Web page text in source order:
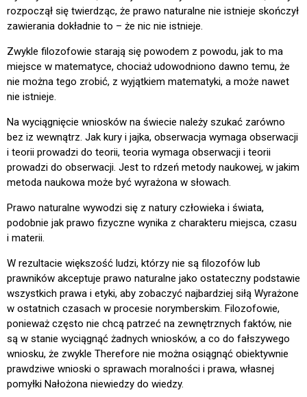
rozpoczął się twierdząc, że prawo naturalne nie istnieje skończył
zawierania dokładnie to – że nic nie istnieje.
Zwykle filozofowie starają się powodem z powodu, jak to ma
miejsce w matematyce, chociaż udowodniono dawno temu, że
nie można tego zrobić, z wyjątkiem matematyki, a może nawet
nie istnieje.
Na wyciągnięcie wniosków na świecie należy szukać zarówno
bez iz wewnątrz. Jak kury i jajka, obserwacja wymaga obserwacji
i teorii prowadzi do teorii, teoria wymaga obserwacji i teorii
prowadzi do obserwacji. Jest to rdzeń metody naukowej, w jakim
metoda naukowa może być wyrażona w słowach.
Prawo naturalne wywodzi się z natury człowieka i świata,
podobnie jak prawo fizyczne wynika z charakteru miejsca, czasu
i materii.
W rezultacie większość ludzi, którzy nie są filozofów lub
prawników akceptuje prawo naturalne jako ostateczny podstawie
wszystkich prawa i etyki, aby zobaczyć najbardziej siłą Wyrażone
w ostatnich czasach w procesie norymberskim. Filozofowie,
ponieważ często nie chcą patrzeć na zewnętrznych faktów, nie
są w stanie wyciągnąć żadnych wniosków, a co do fałszywego
wniosku, że zwykle Therefore nie można osiągnąć obiektywnie
prawdziwe wnioski o sprawach moralności i prawa, własnej
pomyłki Nałożona niewiedzy do wiedzy.